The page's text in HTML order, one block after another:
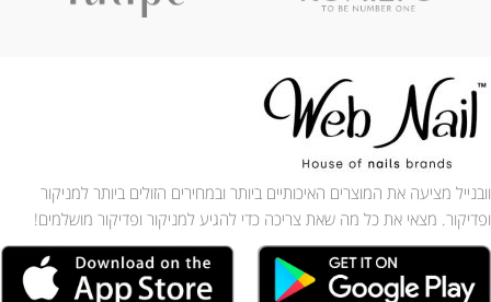
וובנייל מציעה את המוצרים האיכותיים ביותר ובמחירים הזולים ביותר למניקור
ופדיקור. מצאי את כל מה שאת צריכה כדי להגיע למניקור ופדיקור מושלמים!